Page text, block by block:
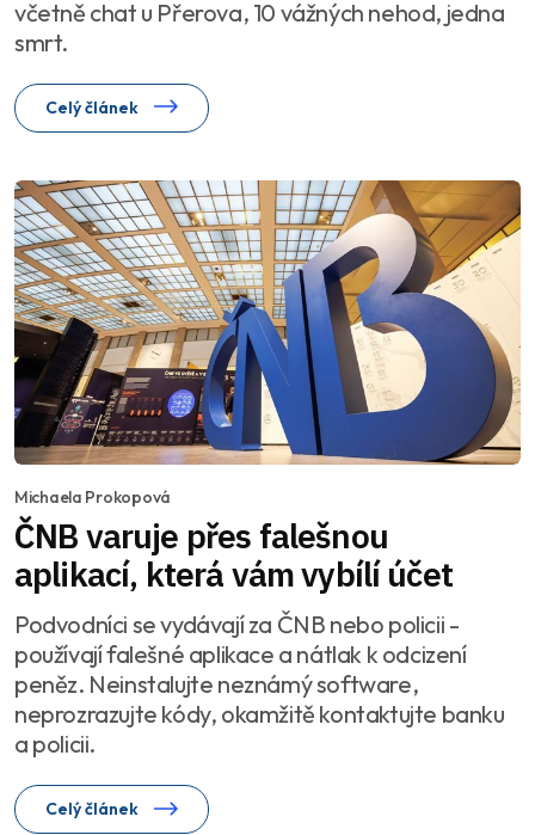
včetně chat u Přerova, 10 vážných nehod, jedna
smrt.
Celý článek
Michaela Prokopová
ČNB varuje přes falešnou
aplikací, která vám vybílí účet
Podvodníci se vydávají za ČNB nebo policii -
používají falešné aplikace a nátlak k odcizení
peněz. Neinstalujte neznámý software,
neprozrazujte kódy, okamžitě kontaktujte banku
a policii.
Celý článek